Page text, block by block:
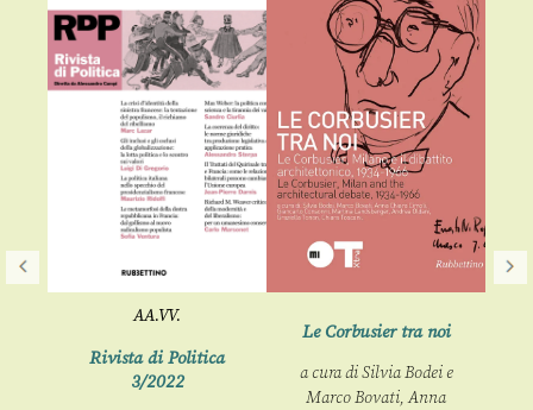
AA.VV.
Rivista di Politica
3/2022
Le Corbusier tra noi
a cura diSilvia Bodeie
Marco Bovati, Anna